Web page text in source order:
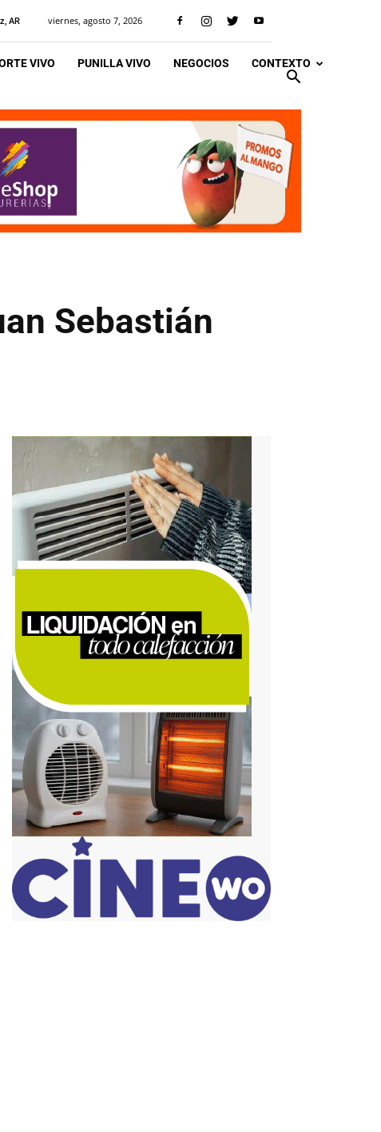
AR viernes, agosto 7, 2026
VIVO PUNILLA VIVO NEGOCIOS CONTEXTO
Sebastián